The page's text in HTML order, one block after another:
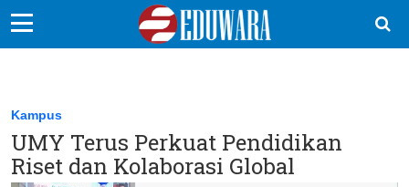
Sekolah Kita
Vokasi
Kampus
Kampus
UMY Terus Perkuat Pendidikan
Riset dan Kolaborasi Global